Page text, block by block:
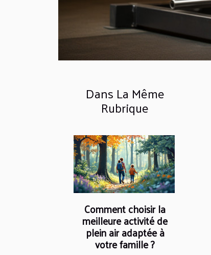
Dans La Même
Rubrique
Comment choisir la
meilleure activité de
plein air adaptée à
votre famille ?